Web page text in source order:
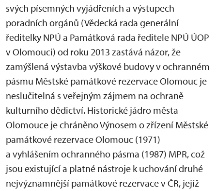
svých písemných vyjádřeních a výstupech
poradních orgánů (Vědecká rada generální
ředitelky NPÚ a Památková rada ředitele NPÚ ÚOP
v Olomouci) od roku 2013 zastává názor, že
zamýšlená výstavba výškové budovy v ochranném
pásmu Městské památkové rezervace Olomouc je
neslučitelná s veřejným zájmem na ochraně
kulturního dědictví. Historické jádro města
Olomouce je chráněno Výnosem o zřízení Městské
památkové rezervace Olomouc (1971)
a vyhlášením ochranného pásma (1987) MPR, což
jsou existující a platné nástroje k uchování druhé
nejvýznamnější památkové rezervace v ČR, jejíž